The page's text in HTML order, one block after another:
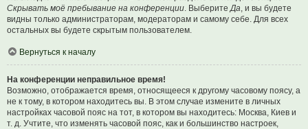
Скрывать моё пребывание на конференции. ВыберитеДа, и вы будете
видны только администраторам, модераторам и самому себе. Для всех
остальных вы будете скрытым пользователем.
Вернуться к началу
На конференции неправильное время!
Возможно, отображается время, относящееся к другому часовому поясу, а
не к тому, в котором находитесь вы. В этом случае измените в личных
настройках часовой пояс на тот, в котором вы находитесь: Москва, Киев и
т. д. Учтите, что изменять часовой пояс, как и большинство настроек,